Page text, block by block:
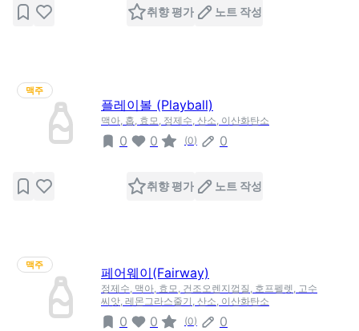
취향 평가 노트 작성
맥주
플레이볼 (Playball)
맥아, 홉, 효모, 정제수, 산소, 이산화탄소
0 0 (0) 0
취향 평가 노트 작성
맥주
페어웨이(Fairway)
정제수, 맥아, 효모, 건조오렌지껍질, 호프펠렛, 고수
씨앗, 레몬그라스줄기, 산소, 이산화탄소
0 0 (0) 0